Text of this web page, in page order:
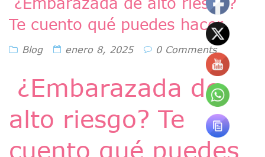
Te cuento qué puedes hacer.
Blog enero 8, 2025 0 Comments
¿Embarazada de
alto riesgo? Te
cuento qué puedes